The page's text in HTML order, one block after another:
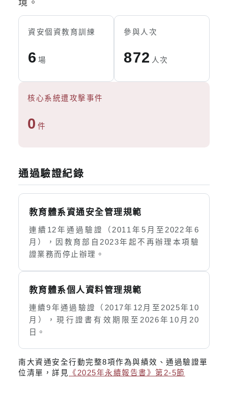
境。
資安個資教育訓練
6 場
參與人次
872 人次
核心系統遭攻擊事件
0 件
通過驗證紀錄
教育體系資通安全管理規範
連續12年通過驗證（2011年5月至2022年6
月），因教育部自2023年起不再辦理本項驗
證業務而停止辦理。
教育體系個人資料管理規範
連續9年通過驗證（2017年12月至2025年10
月），現行證書有效期限至2026年10月20
日。
南大資通安全行動完整8項作為與績效、通過驗證單
位清單，詳見 《2025年永續報告書》第2-5節